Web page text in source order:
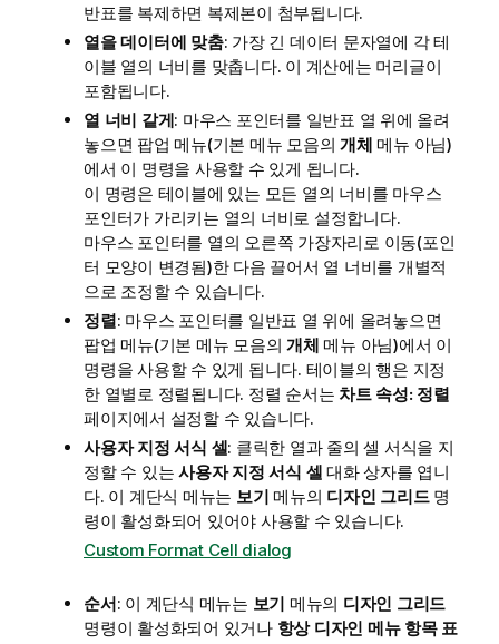
반표를 복제하면 복제본이 첨부됩니다.
열을 데이터에 맞춤: 가장 긴 데이터 문자열에 각 테
이블 열의 너비를 맞춥니다. 이 계산에는 머리글이
포함됩니다.
열 너비 같게: 마우스 포인터를 일반표 열 위에 올려
놓으면 팝업 메뉴(기본 메뉴 모음의 개체 메뉴 아님)
에서 이 명령을 사용할 수 있게 됩니다.
이 명령은 테이블에 있는 모든 열의 너비를 마우스
포인터가 가리키는 열의 너비로 설정합니다.
마우스 포인터를 열의 오른쪽 가장자리로 이동(포인
터 모양이 변경됨)한 다음 끌어서 열 너비를 개별적
으로 조정할 수 있습니다.
정렬: 마우스 포인터를 일반표 열 위에 올려놓으면
팝업 메뉴(기본 메뉴 모음의 개체 메뉴 아님)에서 이
명령을 사용할 수 있게 됩니다. 테이블의 행은 지정
한 열별로 정렬됩니다. 정렬 순서는 차트 속성: 정렬
페이지에서 설정할 수 있습니다.
사용자 지정 서식 셀: 클릭한 열과 줄의 셀 서식을 지
정할 수 있는 사용자 지정 서식 셀 대화 상자를 엽니
다. 이 계단식 메뉴는 보기 메뉴의 디자인 그리드명
령이 활성화되어 있어야 사용할 수 있습니다.
Custom Format Cell dialog
순서: 이 계단식 메뉴는 보기 메뉴의 디자인 그리드
명령이 활성화되어 있거나 항상 디자인 메뉴 항목 표